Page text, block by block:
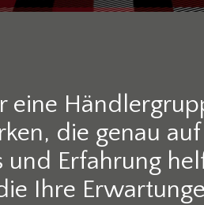
eine
die genau
und Erfahrung
Ihre